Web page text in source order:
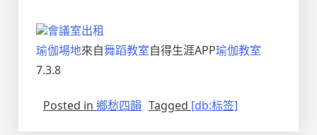
會議室出租
瑜伽場地來自舞蹈教室自得生涯APP瑜伽教室
7.3.8
Posted in 鄉愁四韻 Tagged [db:标签]